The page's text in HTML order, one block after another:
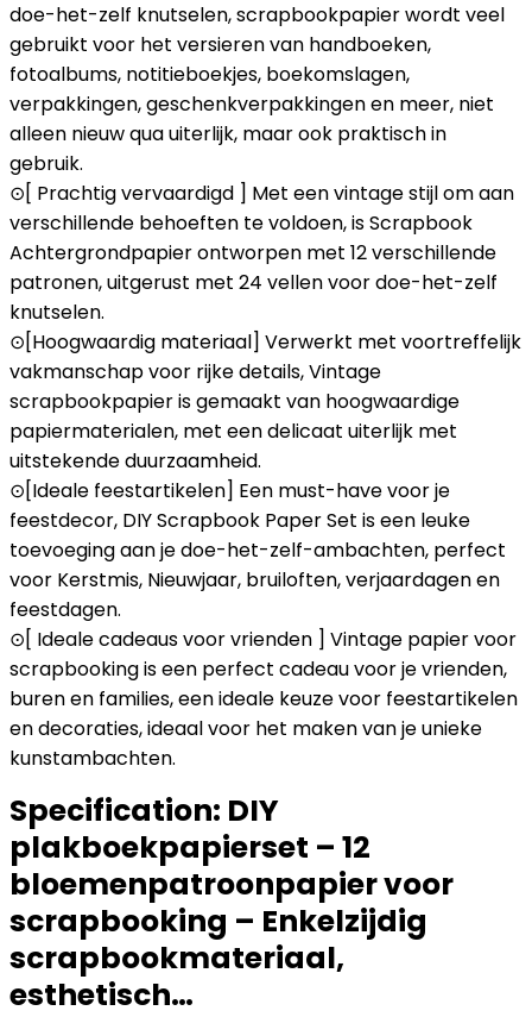
doe-het-zelf knutselen, scrapbookpapier wordt veel
gebruikt voor het versieren van handboeken,
fotoalbums, notitieboekjes, boekomslagen,
verpakkingen, geschenkverpakkingen en meer, niet
alleen nieuw qua uiterlijk, maar ook praktisch in
gebruik.
⊙[ Prachtig vervaardigd ] Met een vintage stijl om aan
verschillende behoeften te voldoen, is Scrapbook
Achtergrondpapier ontworpen met 12 verschillende
patronen, uitgerust met 24 vellen voor doe-het-zelf
knutselen.
⊙[Hoogwaardig materiaal] Verwerkt met voortreffelijk
vakmanschap voor rijke details, Vintage
scrapbookpapier is gemaakt van hoogwaardige
papiermaterialen, met een delicaat uiterlijk met
uitstekende duurzaamheid.
⊙[Ideale feestartikelen] Een must-have voor je
feestdecor, DIY Scrapbook Paper Set is een leuke
toevoeging aan je doe-het-zelf-ambachten, perfect
voor Kerstmis, Nieuwjaar, bruiloften, verjaardagen en
feestdagen.
⊙[ Ideale cadeaus voor vrienden ] Vintage papier voor
scrapbooking is een perfect cadeau voor je vrienden,
buren en families, een ideale keuze voor feestartikelen
en decoraties, ideaal voor het maken van je unieke
kunstambachten.
Specification: DIY
plakboekpapierset – 12
bloemenpatroonpapier voor
scrapbooking – Enkelzijdig
scrapbookmateriaal,
esthetisch…